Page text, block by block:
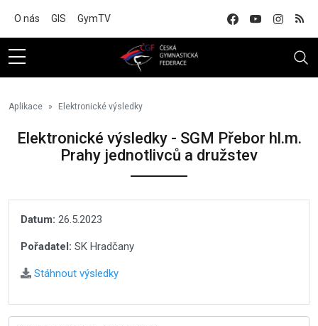
O nás GIS GymTV
Aplikace Elektronické výsledky
Elektronické výsledky - SGM Přebor hl.m.
Prahy jednotlivců a družstev
Datum: 26.5.2023
Pořadatel: SK Hradčany
Stáhnout výsledky